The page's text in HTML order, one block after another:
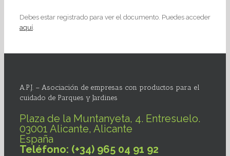
Debes estar registrado para ver el documento. Puedes acceder
aquí.
A.P.J. – Asociación de empresas con productos para el
cuidado de Parques y Jardines
Plaza de la Muntanyeta, 4. Entresuelo.
03001 Alicante, Alicante
España
Teléfono: (+34) 965 04 91 92